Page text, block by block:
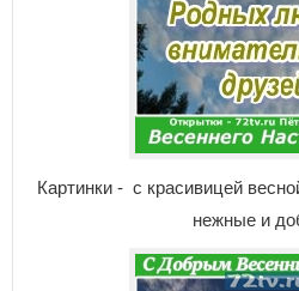
Картинки - с красивицей
нежные и